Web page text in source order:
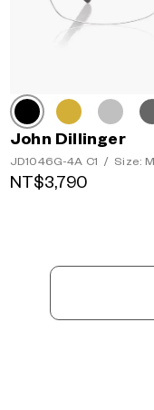
John Dillinger
JD1046G-4A C1 / Size: M
NT$3,790